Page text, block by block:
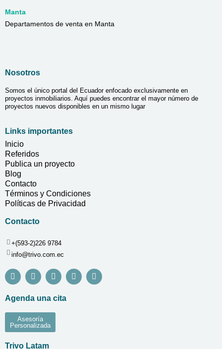
Manta
Departamentos de venta en Manta
Nosotros
Somos el único portal del Ecuador enfocado exclusivamente en
proyectos inmobiliarios. Aquí puedes encontrar el mayor número de
proyectos nuevos disponibles en un mismo lugar
Links importantes
Inicio
Referidos
Publica un proyecto
Blog
Contacto
Términos y Condiciones
Políticas de Privacidad
Contacto
+(593-2)226 9784
info@trivo.com.ec
Agenda una cita
Asesoría
Personalizada
Trivo Latam